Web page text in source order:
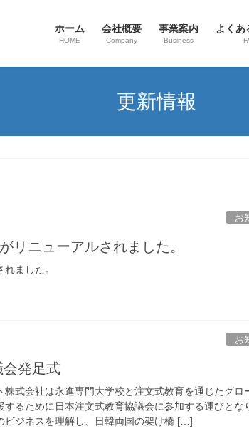
ホーム
HOME
会社概要
Company
事業案内
Business
よくあ
更新情報
お
リニューアルされました。
ました。
お
会発足式
株式会社は永進専門大学校と注文式教育を通じたグロ
するために日本注文式教育協議会に参加する運びとな
ビジネスを理解し、日韓両国の架け橋 […]